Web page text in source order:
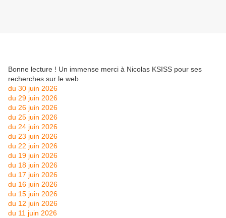
Bonne lecture ! Un immense merci à Nicolas KSISS pour ses
recherches sur le web.
du 30 juin 2026
du 29 juin 2026
du 26 juin 2026
du 25 juin 2026
du 24 juin 2026
du 23 juin 2026
du 22 juin 2026
du 19 juin 2026
du 18 juin 2026
du 17 juin 2026
du 16 juin 2026
du 15 juin 2026
du 12 juin 2026
du 11 juin 2026